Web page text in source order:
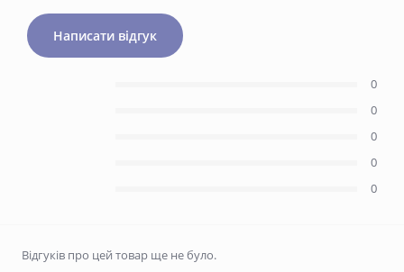
Написати відгук
0
0
0
0
0
Відгуків про цей товар ще не було.